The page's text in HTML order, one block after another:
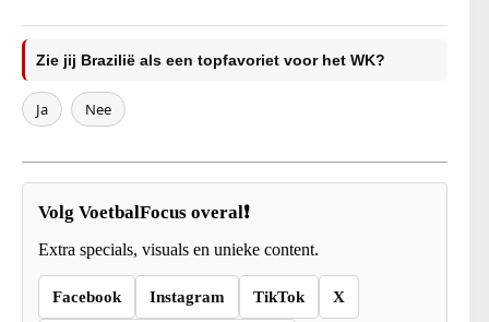
Zie jij Brazilië als een topfavoriet voor het WK?
Ja Nee
Volg VoetbalFocus overal❗
Extra specials, visuals en unieke content.
Facebook Instagram TikTok X